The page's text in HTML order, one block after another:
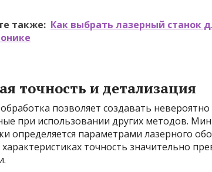
также: Как выбрать лазерный станок
точность и детализация
позволяет создавать
при использовании других методов.
определяется параметрами лазерного
точность значительно